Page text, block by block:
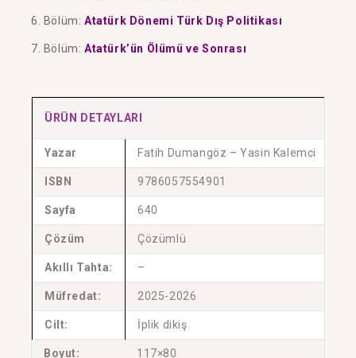
6. Bölüm: Atatürk Dönemi Türk Dış Politikası
7. Bölüm: Atatürk’ün Ölümü ve Sonrası
ÜRÜN DETAYLARI
Yazar Fatih Dumangöz – Yasin Kalemci
ISBN 9786057554901
Sayfa 640
Çözüm Çözümlü
Akıllı Tahta: –
Müfredat: 2025-2026
Cilt: İplik dikiş
Boyut: 117×80